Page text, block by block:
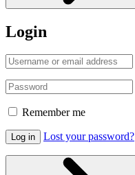
Login
Remember me
Log in Lost your password?